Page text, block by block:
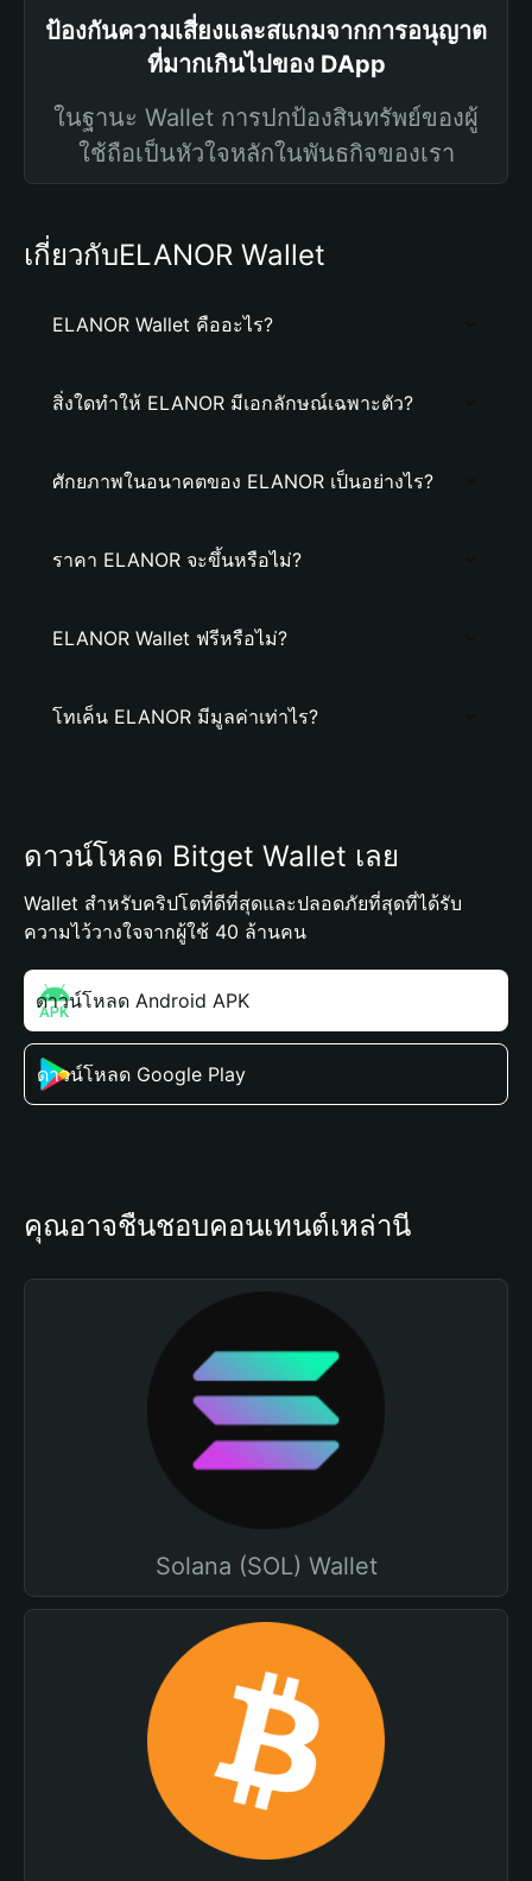
ป้องกันความเสี่ยงและสแกมจากการอนุญาต
ที่มากเกินไปของ DApp
ในฐานะ Wallet การปกป้องสินทรัพย์ของผู้
ใช้ถือเป็นหัวใจหลักในพันธกิจของเรา
เกี่ยวกับELANOR Wallet
ELANOR Wallet คืออะไร?
สิ่งใดทำให้ ELANOR มีเอกลักษณ์เฉพาะตัว?
ศักยภาพในอนาคตของ ELANOR เป็นอย่างไร?
ราคา ELANOR จะขึ้นหรือไม่?
ELANOR Wallet ฟรีหรือไม่?
โทเค็น ELANOR มีมูลค่าเท่าไร?
ดาวน์โหลด Bitget Wallet เลย
Wallet สำหรับคริปโตที่ดีที่สุดและปลอดภัยที่สุดที่ได้รับ
ความไว้วางใจจากผู้ใช้ 40 ล้านคน
ดาวน์โหลด Android APK
ดาวน์โหลด Google Play
คุณอาจชื่นชอบคอนเทนต์เหล่านี้
Solana (SOL) Wallet